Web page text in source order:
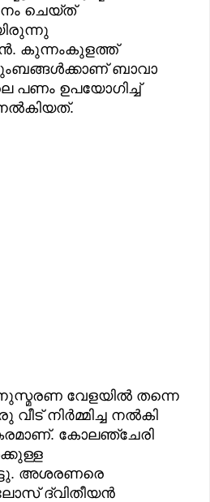
ചെയ്ത്
കുന്നംകുളത്ത്
ബാവാ
പണം ഉപയോ​ഗിച്ച്
നൽകിയത്.
വേളയിൽ തന്നെ
വീട് നിർമ്മിച്ച നൽകി
കോലഞ്ചേരി
അശരണരെ
ദ്വിതീയൻ